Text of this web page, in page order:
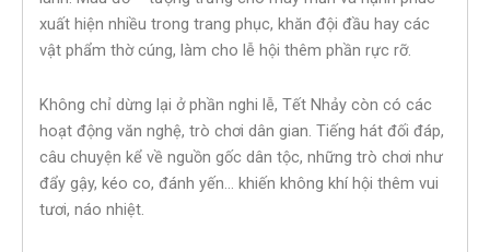
xuất hiện nhiều trong trang phục, khăn đội đầu hay các
vật phẩm thờ cúng, làm cho lễ hội thêm phần rực rỡ.
Không chỉ dừng lại ở phần nghi lễ, Tết Nhảy còn có các
hoạt động văn nghệ, trò chơi dân gian. Tiếng hát đối đáp,
câu chuyện kể về nguồn gốc dân tộc, những trò chơi như
đẩy gậy, kéo co, đánh yến… khiến không khí hội thêm vui
tươi, náo nhiệt.